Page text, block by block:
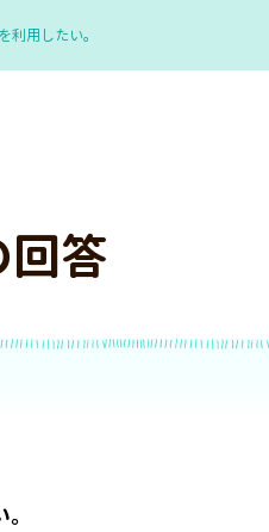
用したい。
答